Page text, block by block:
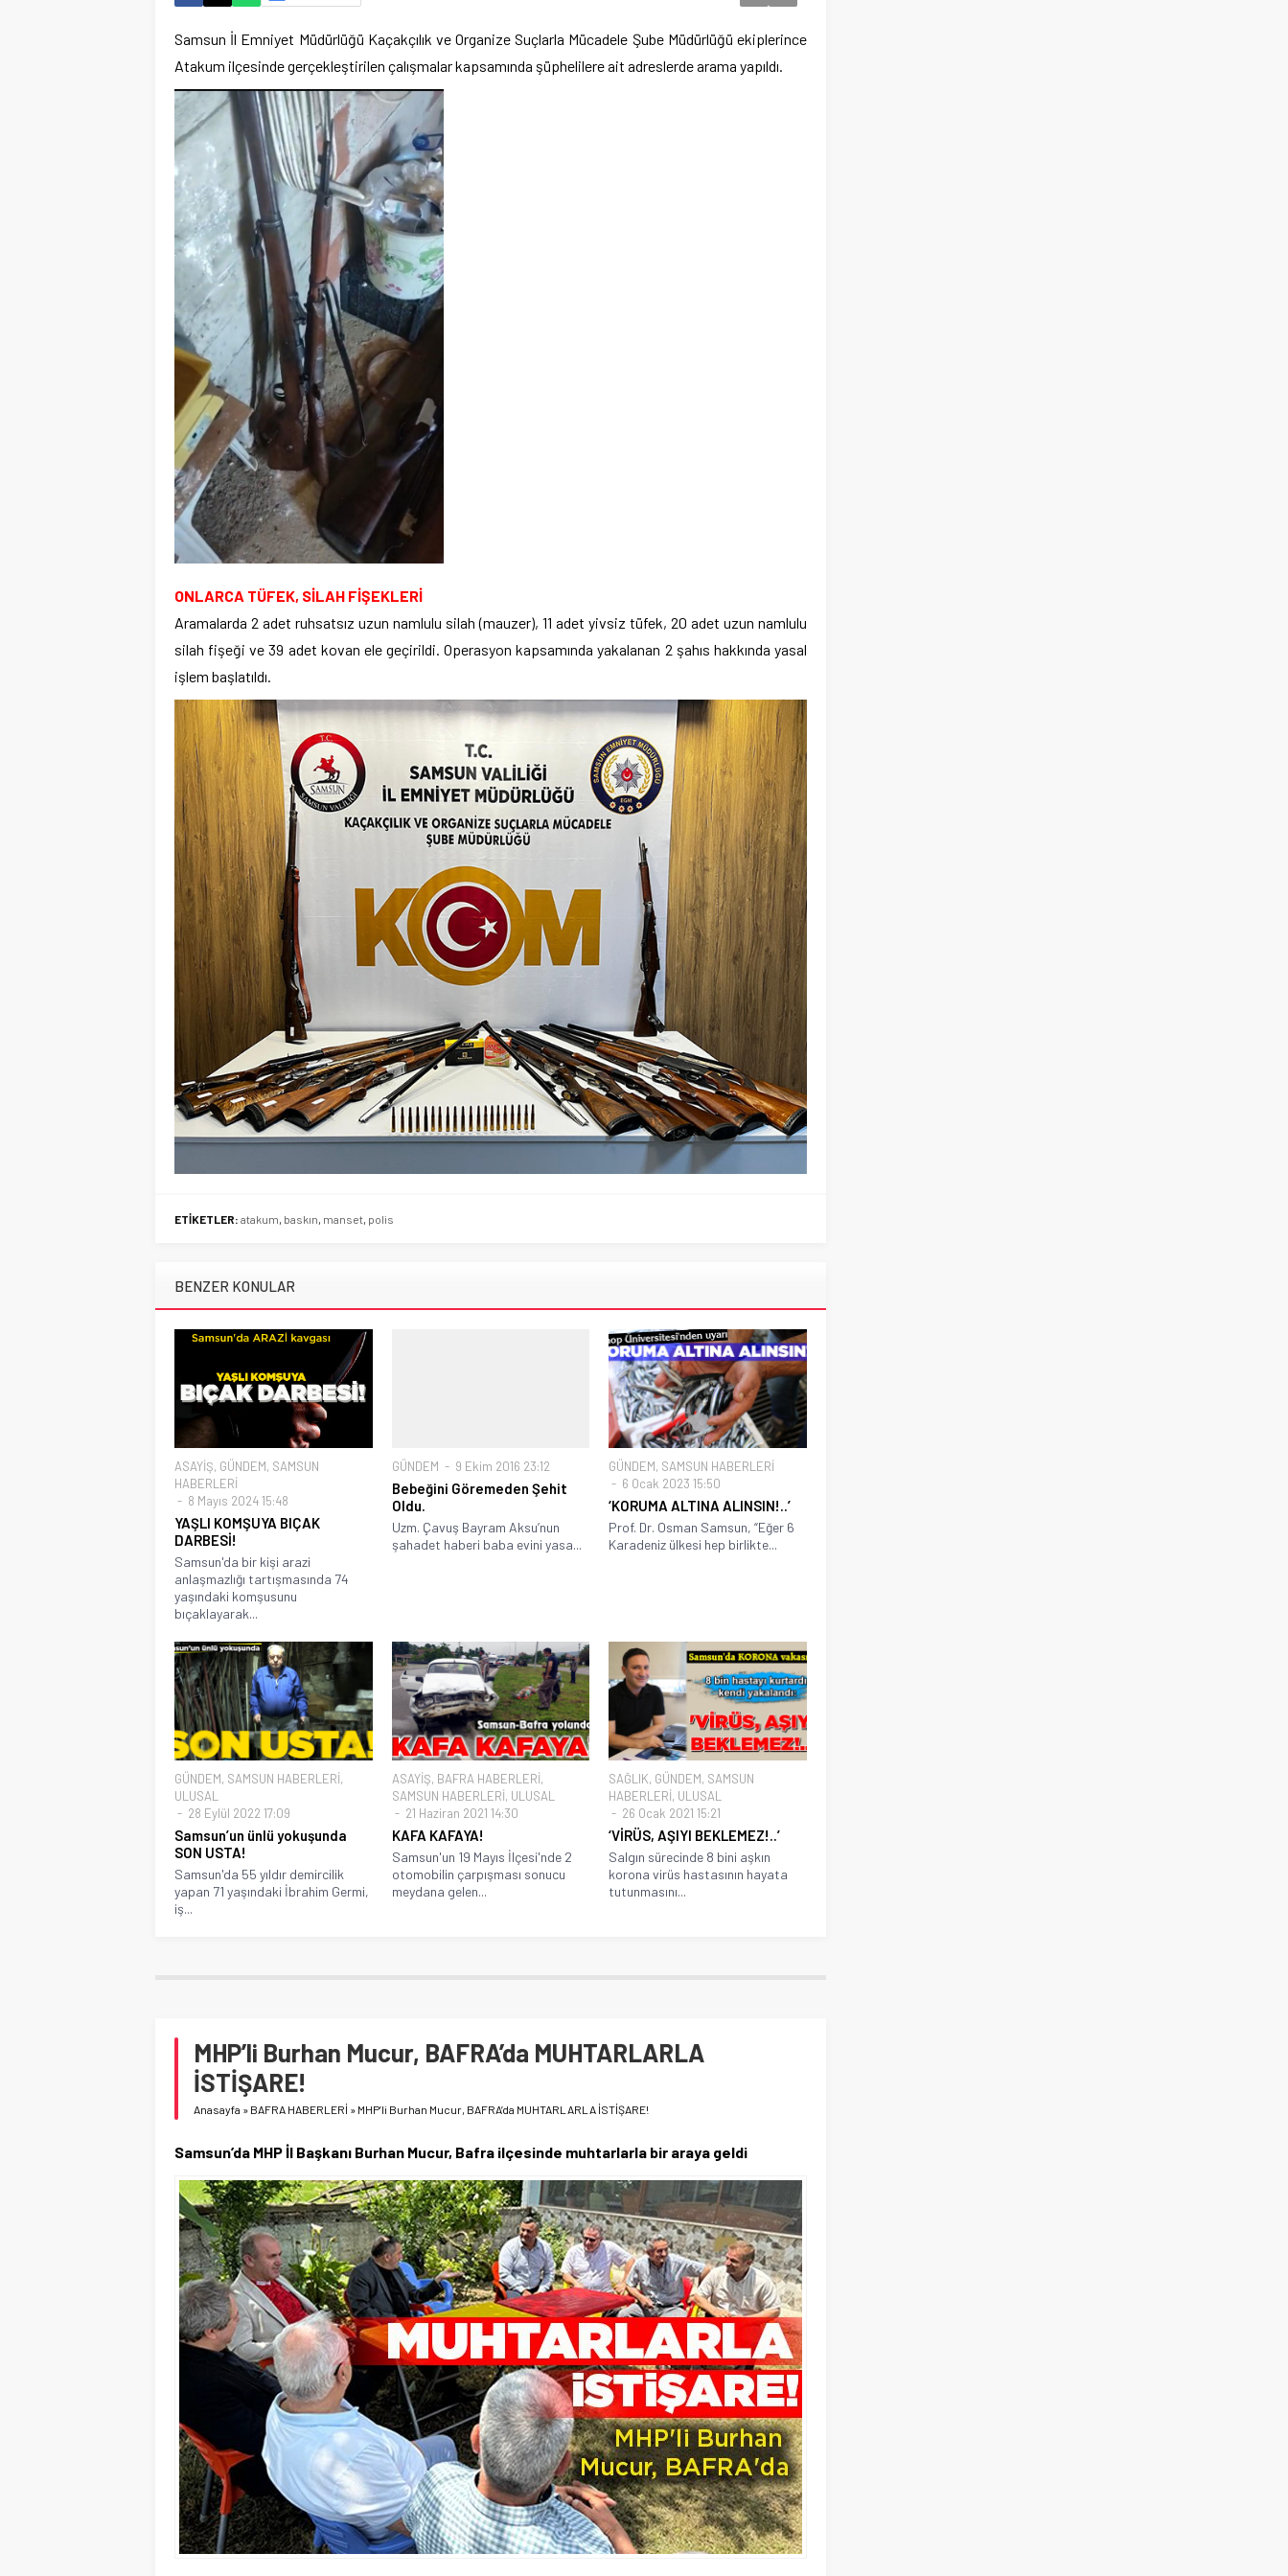
Samsun İl Emniyet Müdürlüğü Kaçakçılık ve Organize Suçlarla Mücadele Şube Müdürlüğü ekiplerince
Atakum ilçesinde gerçekleştirilen çalışmalar kapsamında şüphelilere ait adreslerde arama yapıldı.
ONLARCA TÜFEK, SİLAH FİŞEKLERİ
Aramalarda 2 adet ruhsatsız uzun namlulu silah (mauzer), 11 adet yivsiz tüfek, 20 adet uzun namlulu
silah fişeği ve 39 adet kovan ele geçirildi. Operasyon kapsamında yakalanan 2 şahıs hakkında yasal
işlem başlatıldı.
ETİKETLER: atakum, baskın, manset, polis
BENZER KONULAR
ASAYİŞ, GÜNDEM, SAMSUN
HABERLERİ
8 Mayıs 2024 15:48
YAŞLI KOMŞUYA BIÇAK
DARBESİ!
Samsun'da bir kişi arazi
anlaşmazlığı tartışmasında 74
yaşındaki komşusunu
bıçaklayarak...
GÜNDEM 9 Ekim 2016 23:12
Bebeğini Göremeden Şehit
Oldu.
Uzm. Çavuş Bayram Aksu’nun
şahadet haberi baba evini yasa...
GÜNDEM, SAMSUN HABERLERİ
6 Ocak 2023 15:50
‘KORUMA ALTINA ALINSIN!..’
Prof. Dr. Osman Samsun, “Eğer 6
Karadeniz ülkesi hep birlikte...
GÜNDEM, SAMSUN HABERLERİ,
ULUSAL
28 Eylül 2022 17:09
Samsun’un ünlü yokuşunda
SON USTA!
Samsun'da 55 yıldır demircilik
yapan 71 yaşındaki İbrahim Germi,
iş...
ASAYİŞ, BAFRA HABERLERİ,
SAMSUN HABERLERİ, ULUSAL
21 Haziran 2021 14:30
KAFA KAFAYA!
Samsun'un 19 Mayıs İlçesi'nde 2
otomobilin çarpışması sonucu
meydana gelen...
SAĞLIK, GÜNDEM, SAMSUN
HABERLERİ, ULUSAL
26 Ocak 2021 15:21
‘VİRÜS, AŞIYI BEKLEMEZ!..’
Salgın sürecinde 8 bini aşkın
korona virüs hastasının hayata
tutunmasını...
MHP’li Burhan Mucur, BAFRA’da MUHTARLARLA
İSTİŞARE!
Anasayfa » BAFRA HABERLERİ » MHP’li Burhan Mucur, BAFRA’da MUHTARLARLA İSTİŞARE!
Samsun’da MHP İl Başkanı Burhan Mucur, Bafra ilçesinde muhtarlarla bir araya geldi